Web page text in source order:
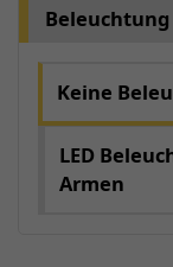
Beleuchtung
Keine
LED
Armen